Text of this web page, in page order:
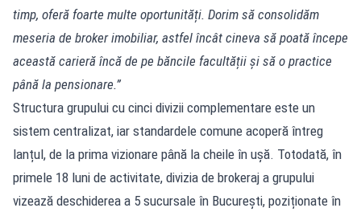
timp, oferă foarte multe oportunități. Dorim să consolidăm
meseria de broker imobiliar, astfel încât cineva să poată începe
această carieră încă de pe băncile facultății și să o practice
până la pensionare.”
Structura grupului cu cinci divizii complementare este un
sistem centralizat, iar standardele comune acoperă întreg
lanțul, de la prima vizionare până la cheile în ușă. Totodată, în
primele 18 luni de activitate, divizia de brokeraj a grupului
vizează deschiderea a 5 sucursale în București, poziționate în